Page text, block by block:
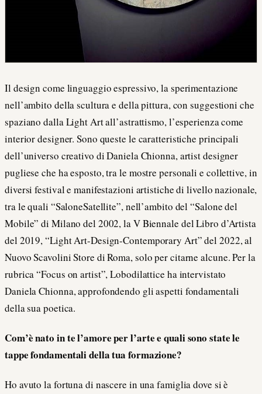
Il design come linguaggio espressivo, la sperimentazione
nell’ambito della scultura e della pittura, con suggestioni che
spaziano dalla Light Art all’astrattismo, l’esperienza come
interior designer. Sono queste le caratteristiche principali
dell’universo creativo di Daniela Chionna, artist designer
pugliese che ha esposto, tra le mostre personali e collettive, in
diversi festival e manifestazioni artistiche di livello nazionale,
tra le quali “SaloneSatellite”, nell’ambito del “Salone del
Mobile” di Milano del 2002, la V Biennale del Libro d’Artista
del 2019,“Light Art-Design-Contemporary Art” del 2022, al
Nuovo Scavolini Store di Roma, solo per citarne alcune. Per la
rubrica “Focus on artist”, Lobodilattice ha intervistato
Daniela Chionna, approfondendo gli aspetti fondamentali
della sua poetica.
Com’è nato in te l’amore per l’arte e quali sono state le
tappe fondamentali della tua formazione?
Ho avuto la fortuna di nascere in una famiglia dove si è